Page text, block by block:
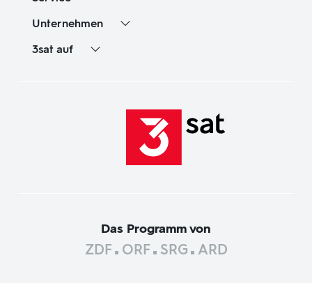
Unternehmen
3sat auf
Das Programm von
ZDF ORF SRG ARD